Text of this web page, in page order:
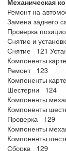
Механическая
Ремонт на
Замена заднего
Проверка
Снятие и
Снятие 121
Компоненты
Ремонт 123
Компоненты
Шестерни 124
Компоненты
Компоненты
Проверка 129
Компоненты
Компоненты
Сборка 129